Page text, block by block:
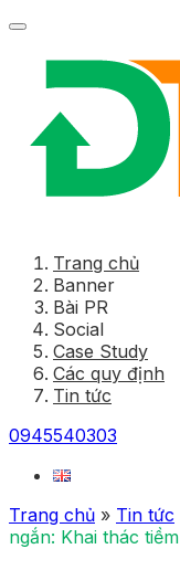
Trang chủ
Banner
Bài PR
Social
Case Study
Các quy định
Tin tức
0945540303
Trang chủ » Tin tức
ngắn: Khai thác